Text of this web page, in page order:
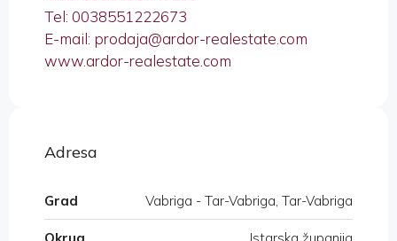
Tel: 0038551222673
E-mail: prodaja@ardor-realestate.com
www.ardor-realestate.com
Adresa
Grad Vabriga - Tar-Vabriga, Tar-Vabriga